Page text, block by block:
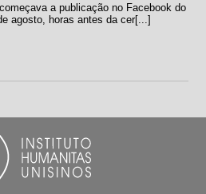
a publicação no Facebook do
agosto, horas antes da cer[...]